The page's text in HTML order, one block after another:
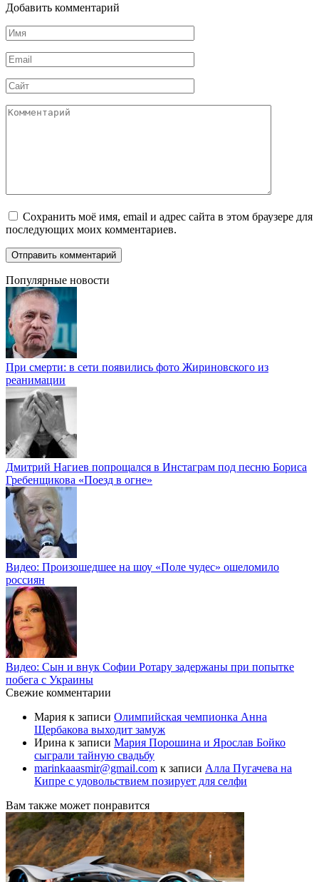
Добавить комментарий
Имя
*
Email
*
Сайт
Комментарий
Сохранить моё имя, email и адрес сайта в этом браузере для
последующих моих комментариев.
Популярные новости
При смерти: в сети появились фото Жириновского из
реанимации
Дмитрий Нагиев попрощался в Инстаграм под песню Бориса
Гребенщикова «Поезд в огне»
Видео: Произошедшее на шоу «Поле чудес» ошеломило
россиян
Видео: Сын и внук Софии Ротару задержаны при попытке
побега с Украины
Свежие комментарии
Мария к записи Олимпийская чемпионка Анна
Щербакова выходит замуж
Ирина к записи Мария Порошина и Ярослав Бойко
сыграли тайную свадьбу
marinkaaasmir@gmail.com к записи Алла Пугачева на
Кипре с удовольствием позирует для селфи
Вам также может понравится